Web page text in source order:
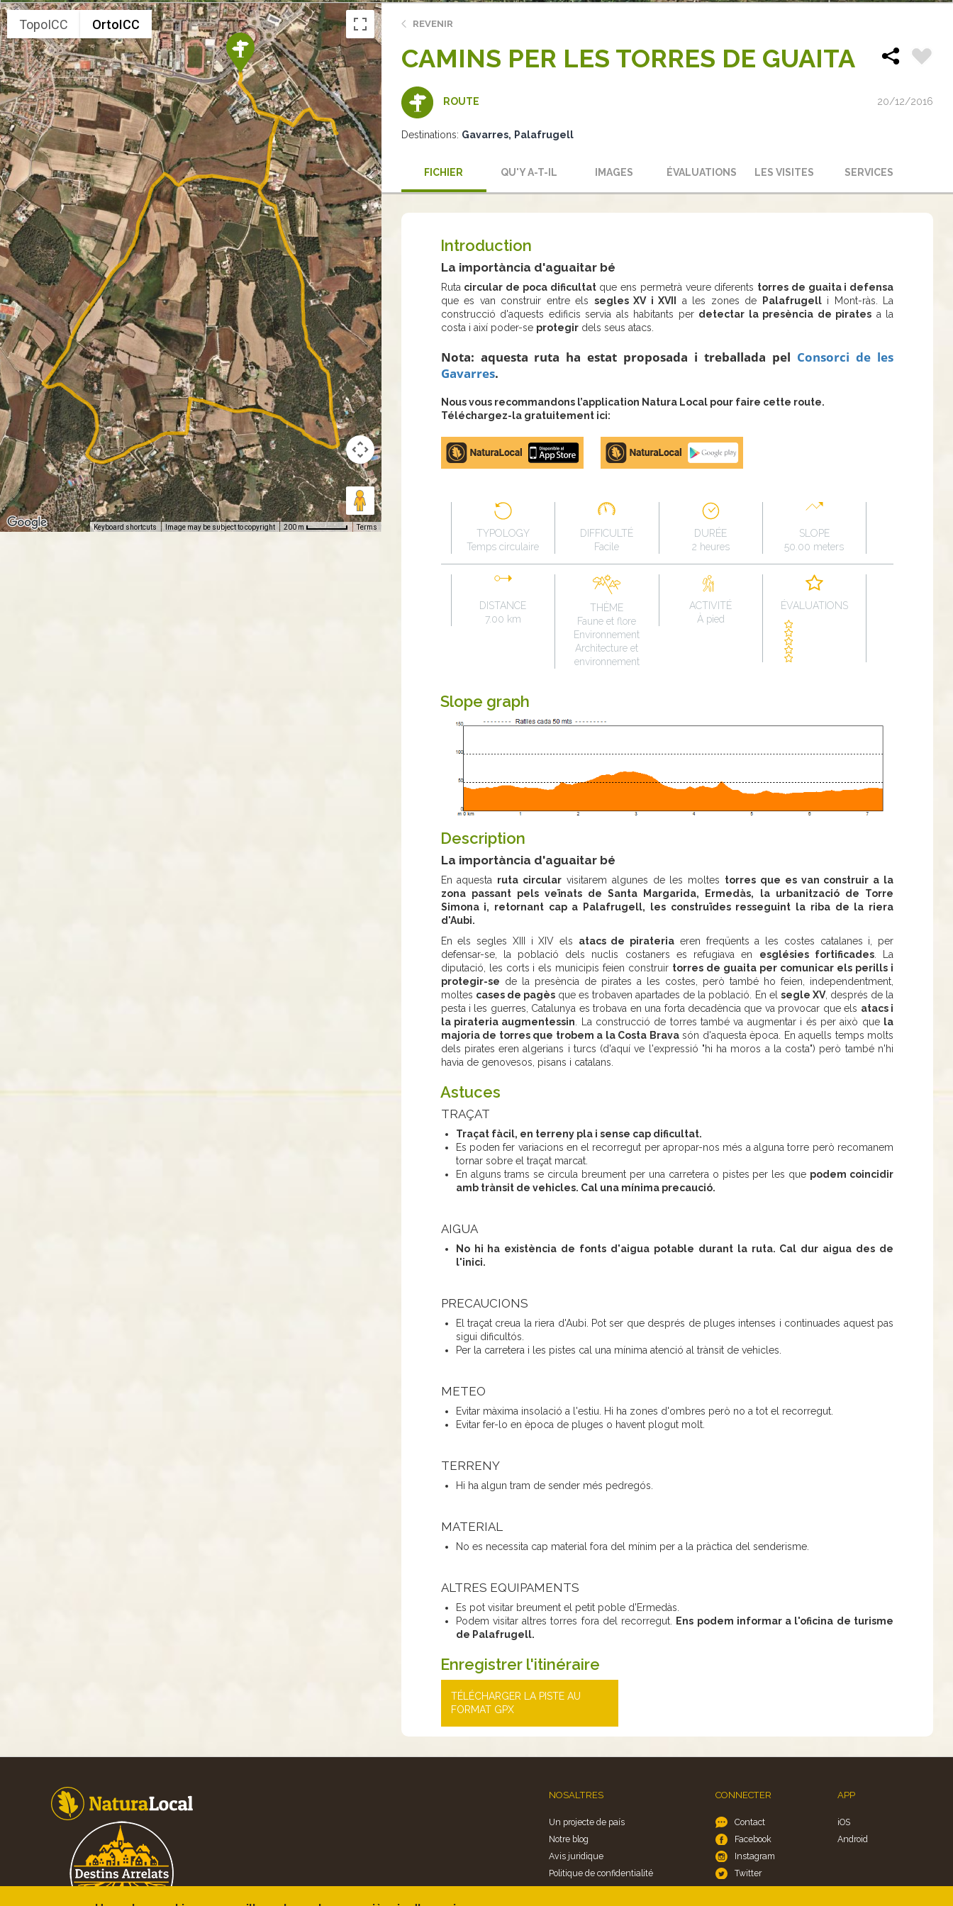
TopoICC OrtoICC
Keyboard shortcuts Image may be subject to copyright 200 m Terms
REVENIR
CAMINS PER LES TORRES DE GUAITA
ROUTE 20/12/2016
Destinations: Gavarres Palafrugell
FICHIER QU'Y A-T-IL IMAGES ÉVALUATIONS LES VISITES SERVICES
Introduction
La importància d'aguaitar bé
Ruta circular de poca dificultatque ens permetrà veure diferents torres de guaita i defensa
que es van construir entre els segles XV i XVII a les zones de Palafrugelli Mont-ràs. La
construcció d'aquests edificis servia als habitants per detectar la presència de pirates a la
costa i així poder-se protegirdels seus atacs.
Nota: aquesta ruta ha estat proposada i treballada pel Consorci de les
Gavarres.
Nous vous recommandons l’application Natura Local pour faire cette route.
Téléchargez-la gratuitement ici:
Apple
store
Google
Play
TYPOLOGY
Temps circulaire
DIFFICULTÉ
Facile
DURÉE
2 heures
SLOPE
50.00 meters
DISTANCE
7.00 km
THÈME
Faune et flore
Environnement
Architecture et
environnement
ACTIVITÉ
À pied
ÉVALUATIONS
Slope graph
Description
La importància d'aguaitar bé
En aquesta ruta circular visitarem algunes de les moltes torres que es van construir a la
zona passant pels veïnats de Santa Margarida, Ermedàs, la urbanització de Torre
Simona i, retornant cap a Palafrugell, les construïdes resseguint la riba de la riera
d'Aubi.
En els segles XIII i XIV els atacs de pirateria eren freqüents a les costes catalanes i, per
defensar-se, la població dels nuclis costaners es refugiava en esglésies fortificades. La
diputació, les corts i els municipis feien construir torres de guaita per comunicar els perills i
protegir-se de la presència de pirates a les costes, però també ho feien, independentment,
moltes cases de pagèsque es trobaven apartades de la població. En el segle XV, després de la
pesta i les guerres, Catalunya es trobava en una forta decadència que va provocar que els atacs i
la pirateria augmentessin . La construcció de torres també va augmentar i és per això que la
majoria de torres que trobem a la Costa Bravasón d'aquesta època. En aquells temps molts
dels pirates eren algerians i turcs (d'aquí ve l'expressió "hi ha moros a la costa") però també n'hi
havia de genovesos, pisans i catalans.
Astuces
TRAÇAT
Traçat fàcil, en terreny pla i sense cap dificultat.
Es poden fer variacions en el recorregut per apropar-nos més a alguna torre però recomanem
tornar sobre el traçat marcat.
En alguns trams se circula breument per una carretera o pistes per les que podem coincidir
amb trànsit de vehicles. Cal una mínima precaució.
AIGUA
No hi ha existència de fonts d'aigua potable durant la ruta. Cal dur aigua des de
l'inici.
PRECAUCIONS
El traçat creua la riera d'Aubi. Pot ser que després de pluges intenses i continuades aquest pas
sigui dificultós.
Per la carretera i les pistes cal una mínima atenció al trànsit de vehicles.
METEO
Evitar màxima insolació a l'estiu. Hi ha zones d'ombres però no a tot el recorregut.
Evitar fer-lo en època de pluges o havent plogut molt.
TERRENY
Hi ha algun tram de sender més pedregós.
MATERIAL
No es necessita cap material fora del mínim per a la pràctica del senderisme.
ALTRES EQUIPAMENTS
Es pot visitar breument el petit poble d'Ermedàs.
Podem visitar altres torres fora del recorregut.
Ens podem informar a l'oficina de turisme
de Palafrugell.
Enregistrer l'itinéraire
TÉLÉCHARGER LA PISTE AU
FORMAT GPX
NOSALTRES
Un projecte de país
Notre blog
Avis juridique
Politique de confidentialité
CONNECTER
Contact
Facebook
Instagram
Twitter
APP
iOS
Android